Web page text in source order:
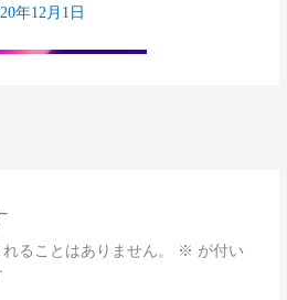
年12月1日
ることはありません。 ※ が付い